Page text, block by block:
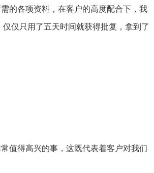
的各项资料，在客户的高度配合下，我
仅只用了五天时间就获得批复，拿到了
值得高兴的事，这既代表着客户对我们